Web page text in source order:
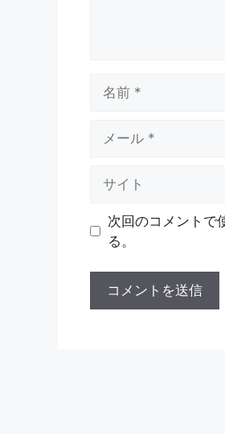
次回のコメントで
る。